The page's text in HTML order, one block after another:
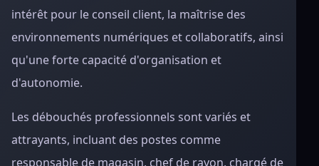
intérêt pour le conseil client, la maîtrise des
environnements numériques et collaboratifs, ainsi
qu'une forte capacité d'organisation et
d'autonomie.
Les débouchés professionnels sont variés et
attrayants, incluant des postes comme
responsable de magasin, chef de rayon, chargé de